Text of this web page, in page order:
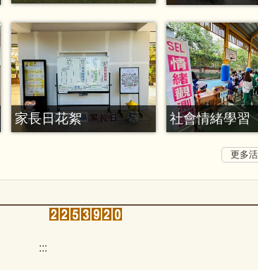
家長日花絮 社會情緒學習
更多
:::